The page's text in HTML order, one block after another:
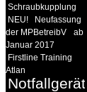
Schraubkupplung
NEU!
Neufassung
der MPBetreibV
ab
Januar 2017
Firstline Training
Atlan
Notfallgeräte